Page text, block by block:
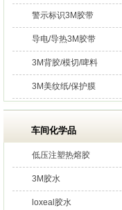
警示标识3M胶带
导电/导热3M胶带
3M背胶/模切/啤料
3M美纹纸/保护膜
车间化学品
低压注塑热熔胶
3M胶水
loxeal胶水